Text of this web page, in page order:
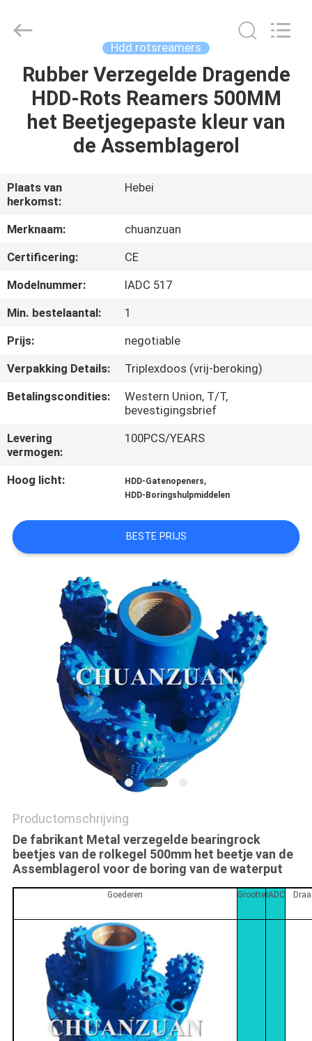
HUIS
PRODUCTEN
ONS
FABRIEKSREIS
KWALITEITSCONTROLE
CONTACTEER
ONS
NIEUWS
VERZOEK
OM
EEN
SITEMAP
PRIVACY
POLICY
Leverancier.
Copyright
Manufacturing
Hdd rotsreamers
Rubber Verzegelde Dragende
HDD-Rots Reamers 500MM
het Beetjegepaste kleur van
de Assemblagerol
Plaats van
herkomst:
Hebei
Merknaam:
chuanzuan
Certificering:
CE
Modelnummer:
IADC 517
Min. bestelaantal:
1
Prijs:
negotiable
Verpakking Details:
Triplexdoos (vrij-beroking)
Betalingscondities:
Western Union, T/T,
bevestigingsbrief
Levering
vermogen:
100PCS/YEARS
Hoog licht: HDD-Gatenopeners,
HDD-Boringshulpmiddelen
BESTE PRIJS
Productomschrijving
De fabrikant Metal verzegelde bearingrock
beetjes van de rolkegel 500mm het beetje van de
Assemblagerol voor de boring van de waterput
Goederen Grootte IADC